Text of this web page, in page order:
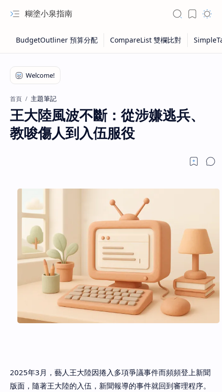
糊塗小泉指南
首頁 主題筆記
王大陸風波不斷：從涉嫌逃兵、
教唆傷人到入伍服役
2025年3月，藝人王大陸因捲入多項爭議事件而頻頻登上新聞
版面，隨著王大陸的入伍，新聞報導的事件就回到審理程序。